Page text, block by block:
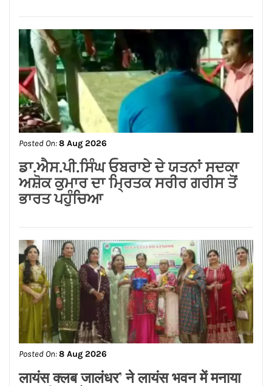
Posted On:8 Aug 2026
ਗੁਰਸਿਮਰਨ ਮੰਡ ਤੇ ਸਿੱਖਾਂ ਦੀਆਂ ਭਾਵਨਾਵਾਂ
ਭੜਕਾਉਣ ਦਾ ਪਰਚਾ ਦਰਜ਼ ਕਰਕੇ ਗ੍ਰਿਫਤਾਰ
ਕੀਤਾ ਜਾਵੇ।
Posted On:8 Aug 2026
ਨਿਤਿਨ ਕੋਹਲੀ ਨੇ ਪੁਲਿਸ ਲਾਈਨ ਵਿੱਚ 95 ਲੱਖ
ਰੁਪਏ ਦੇ ਸੜਕ ਨਿਰਮਾਣ ਕਾਰਜਾਂ ਦਾ
ਉਦਘਾਟਨ ਕੀਤਾ